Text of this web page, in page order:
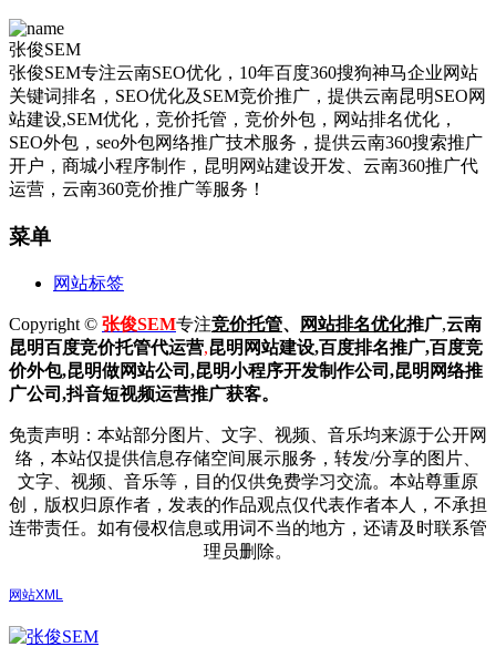
张俊SEM
张俊SEM专注云南SEO优化，10年百度360搜狗神马企业网站
关键词排名，SEO优化及SEM竞价推广，提供云南昆明SEO网
站建设,SEM优化，竞价托管，竞价外包，网站排名优化，
SEO外包，seo外包网络推广技术服务，提供云南360搜索推广
开户，商城小程序制作，昆明网站建设开发、云南360推广代
运营，云南360竞价推广等服务！
菜单
网站标签
Copyright © 张俊SEM专注竞价托管、 网站排名优化推广,云南
昆明百度竞价托管代运营,昆明网站建设,百度排名推广,百度竞
价外包,昆明做网站公司,昆明小程序开发制作公司,昆明网络推
广公司,抖音短视频运营推广获客。
免责声明：本站部分图片、文字、视频、音乐均来源于公开网
络，本站仅提供信息存储空间展示服务，转发/分享的图片、
文字、视频、音乐等，目的仅供免费学习交流。本站尊重原
创，版权归原作者，发表的作品观点仅代表作者本人，不承担
连带责任。如有侵权信息或用词不当的地方，还请及时联系管
理员删除。
网站XML